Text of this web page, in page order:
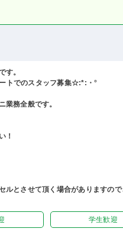
す。
トでのスタッフ募集☆:*:・°
業務全般です。
！
ルとさせて頂く場合がありますの
学生歓迎